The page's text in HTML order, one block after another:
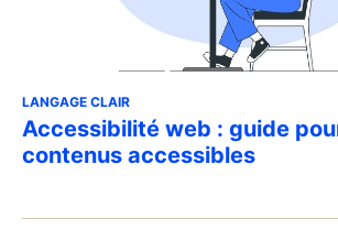
LANGAGE CLAIR
Accessibilité web : guide
contenus accessibles